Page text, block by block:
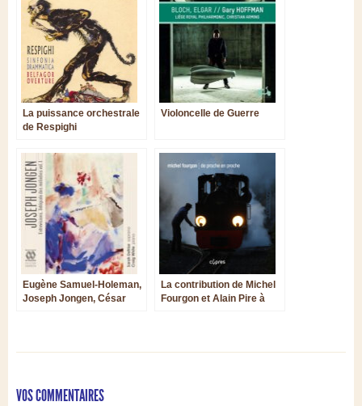
La puissance orchestrale
de Respighi
Violoncelle de Guerre
Eugène Samuel-Holeman,
Joseph Jongen, César
La contribution de Michel
Fourgon et Alain Pire à
VOS COMMENTAIRES